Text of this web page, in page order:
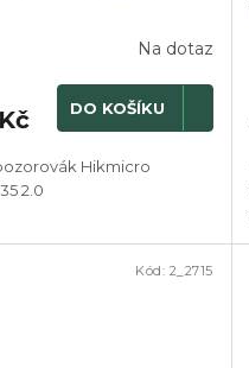
R
M
Na dotaz
DO KOŠÍKU
Hikmicro
2.0
Kód: 2_2715